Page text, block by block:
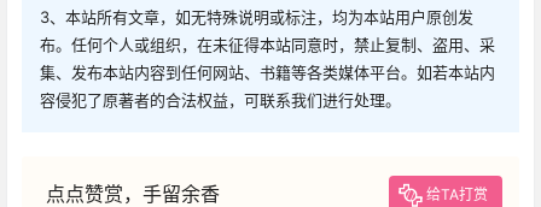
3、本站所有文章，如无特殊说明或标注，均为本站用户原创发
布。任何个人或组织，在未征得本站同意时，禁止复制、盗用、采
集、发布本站内容到任何网站、书籍等各类媒体平台。如若本站内
容侵犯了原著者的合法权益，可联系我们进行处理。
点点赞赏，手留余香 给TA打赏